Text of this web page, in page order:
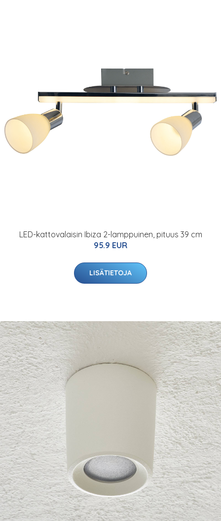
LED-kattovalaisin Ibiza 2-lamppuinen, pituus 39 cm
95.9 EUR
LISÄTIETOJA